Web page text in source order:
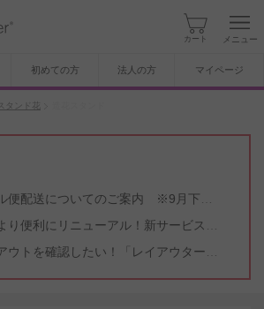
カート メニュー
初めての方 法人の方 マイページ
スタンド花